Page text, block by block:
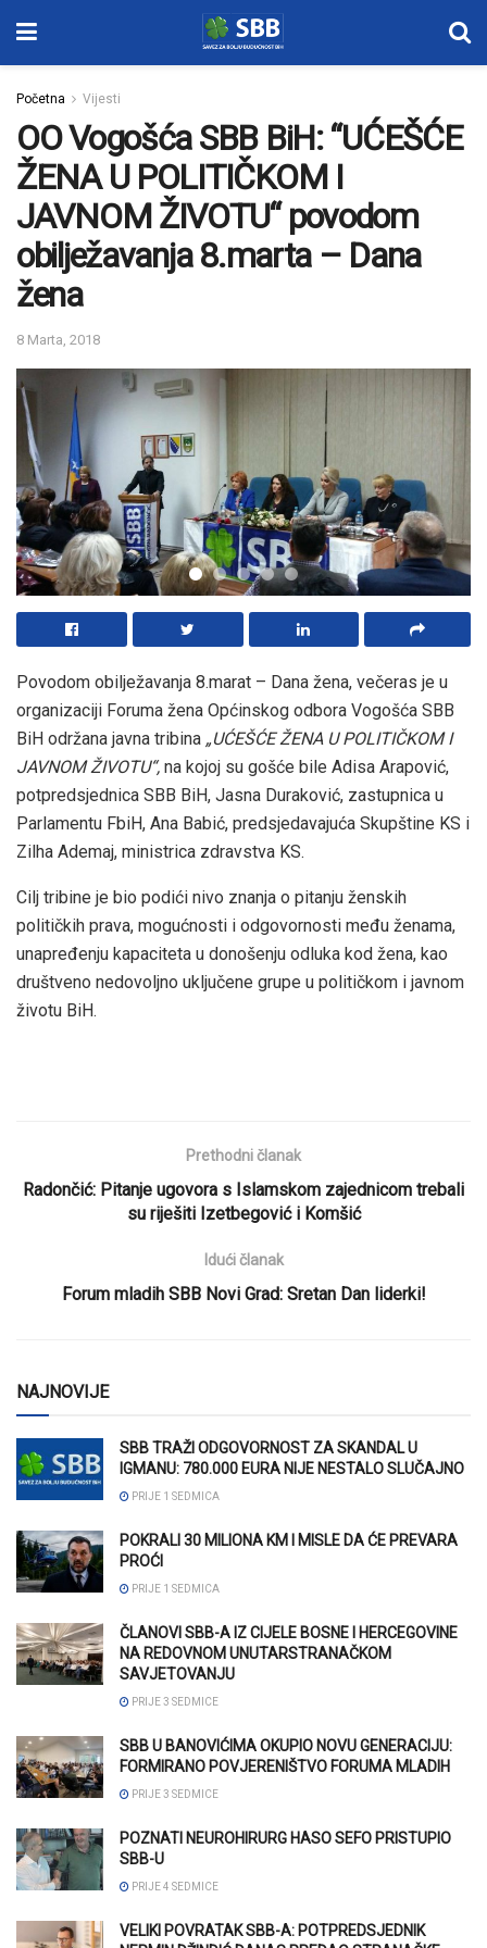
Početna Vijesti
OO Vogošća SBB BiH: “UĆEŠĆE
ŽENA U POLITIČKOM I
JAVNOM ŽIVOTU“ povodom
obilježavanja 8.marta – Dana
žena
8 Marta, 2018
Povodom obilježavanja 8.marat – Dana žena, večeras je u
organizaciji Foruma žena Općinskog odbora Vogošća SBB
BiH održana javna tribina „UĆEŠĆE ŽENA U POLITIČKOM I
JAVNOM ŽIVOTU“, na kojoj su gošće bile Adisa Arapović,
potpredsjednica SBB BiH, Jasna Duraković, zastupnica u
Parlamentu FbiH, Ana Babić, predsjedavajuća Skupštine KS i
Zilha Ademaj, ministrica zdravstva KS.
Cilj tribine je bio podići nivo znanja o pitanju ženskih
političkih prava, mogućnosti i odgovornosti među ženama,
unapređenju kapaciteta u donošenju odluka kod žena, kao
društveno nedovoljno uključene grupe u političkom i javnom
životu BiH.
Prethodni članak
Radončić: Pitanje ugovora s Islamskom zajednicom trebali
su riješiti Izetbegović i Komšić
Idući članak
Forum mladih SBB Novi Grad: Sretan Dan liderki!
NAJNOVIJE
SBB TRAŽI ODGOVORNOST ZA SKANDAL U
IGMANU: 780.000 EURA NIJE NESTALO SLUČAJNO
PRIJE 1 SEDMICA
POKRALI 30 MILIONA KM I MISLE DA ĆE PREVARA
PROĆI
PRIJE 1 SEDMICA
ČLANOVI SBB-A IZ CIJELE BOSNE I HERCEGOVINE
NA REDOVNOM UNUTARSTRANAČKOM
SAVJETOVANJU
PRIJE 3 SEDMICE
SBB U BANOVIĆIMA OKUPIO NOVU GENERACIJU:
FORMIRANO POVJERENIŠTVO FORUMA MLADIH
PRIJE 3 SEDMICE
POZNATI NEUROHIRURG HASO SEFO PRISTUPIO
SBB-U
PRIJE 4 SEDMICE
VELIKI POVRATAK SBB-A: POTPREDSJEDNIK